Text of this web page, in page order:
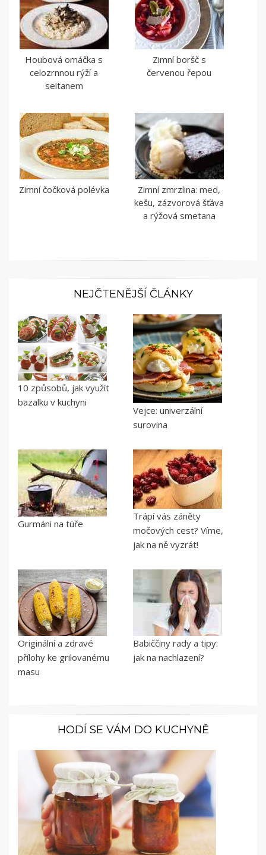
Houbová omáčka s
celozrnnou rýží a
seitanem
Zimní boršč s
červenou řepou
Zimní čočková polévka
Zimní zmrzlina: med,
kešu, zázvorová šťáva
a rýžová smetana
NEJČTENĚJŠÍ ČLÁNKY
10 způsobů, jak využít
bazalku v kuchyni
Vejce: univerzální
surovina
Gurmáni na túře
Trápí vás záněty
močových cest? Víme,
jak na ně vyzrát!
Originální a zdravé
přílohy ke grilovanému
masu
Babiččiny rady a tipy:
jak na nachlazení?
HODÍ SE VÁM DO KUCHYNĚ